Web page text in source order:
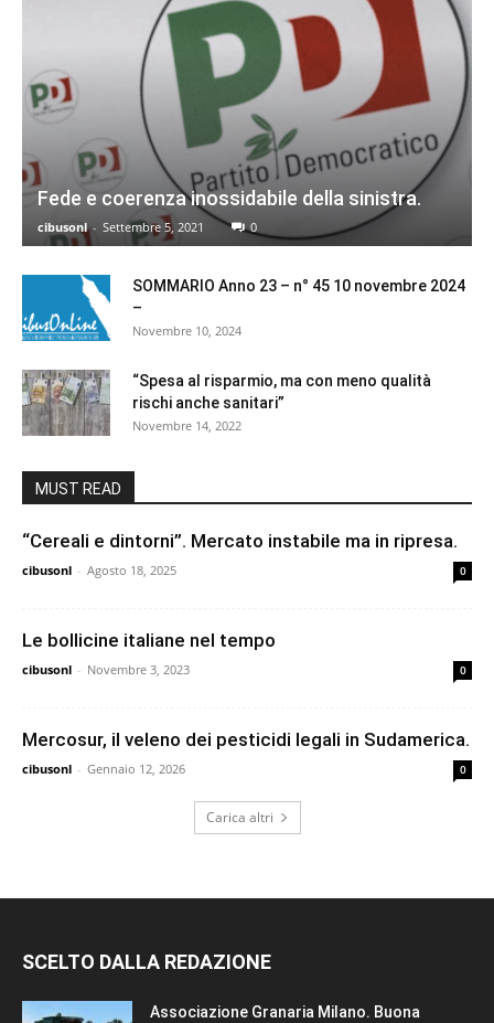
Fede e coerenza inossidabile della sinistra.
cibusonl - Settembre 5, 2021 0
SOMMARIO Anno 23 – n° 45 10 novembre 2024
–
Novembre 10, 2024
“Spesa al risparmio, ma con meno qualità
rischi anche sanitari”
Novembre 14, 2022
MUST READ
“Cereali e dintorni”. Mercato instabile ma in ripresa.
cibusonl - Agosto 18, 2025 0
Le bollicine italiane nel tempo
cibusonl - Novembre 3, 2023 0
Mercosur, il veleno dei pesticidi legali in Sudamerica.
cibusonl - Gennaio 12, 2026 0
Carica altri
SCELTO DALLA REDAZIONE
Associazione Granaria Milano. Buona